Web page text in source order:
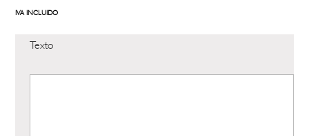
IVA INCLUIDO
Texto